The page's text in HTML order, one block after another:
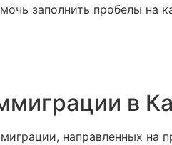
заполнить пробелы на
в
направленных на